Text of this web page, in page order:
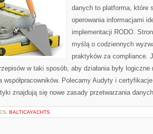
danych to platforma, które
operowania informacjami
implementacji RODO.
myślą o codziennych
praktyków za compliance.
w taki sposób, aby działania były logiczne
współpracowników. Polecamy Audyty i
znajdują się nowe zasady przetwarzania
BALTICAYACHTS